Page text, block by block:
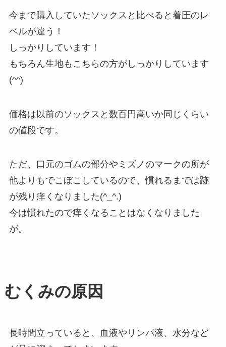
今まで購入していたソックスと比べると着圧のレ
ベルが違う！
しっかりしています！
もちろん生地もこちらの方がしっかりしています
(^^)
価格は以前のソックスと数百円高いか同じくらい
の値段です。
ただ、口元のゴムの部分やミズノのマークの所が
他よりもでこぼこしているので、慣れるまでは跡
が残り痒くなりました(^_^.)
今は慣れたので痒くなることはなくなりました
が。
むくみの原因
長時間立っていると、血液やリンパ液、水分など